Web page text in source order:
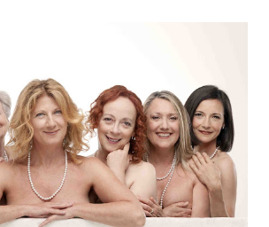
dove si esibirà per il secondo anno
milanese avrà il piacere di applaudire i
Sea Youth Philharmonic per la quarta
nel 2008 da Kristjan Järvi (affiancato
di consulent...